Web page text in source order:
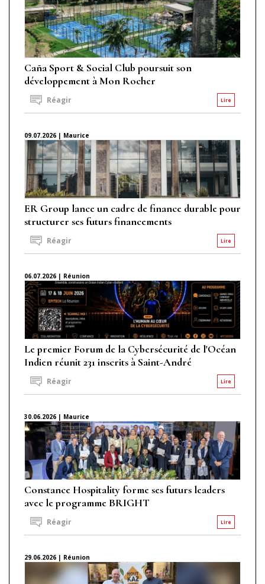
Caña Sport & Social Club poursuit son
développement à Mon Rocher
Lire
Réagir
09.07.2026 | Maurice
ER Group lance un cadre de finance durable pour
structurer ses futurs financements
Lire
Réagir
06.07.2026 | Réunion
Le premier Forum de la Cybersécurité de l'Océan
Indien réunit 231 inscrits à Saint-André
Lire
Réagir
30.06.2026 | Maurice
Constance Hospitality forme ses futurs leaders
avec le programme BRIGHT
Lire
Réagir
29.06.2026 | Réunion